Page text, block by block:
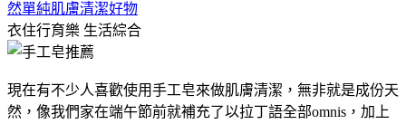
然單純肌膚清潔好物
衣住行育樂 生活綜合
現在有不少人喜歡使用手工皂來做肌膚清潔，無非就是成份天
然，像我們家在端午節前就補充了以拉丁語全部omnis，加上